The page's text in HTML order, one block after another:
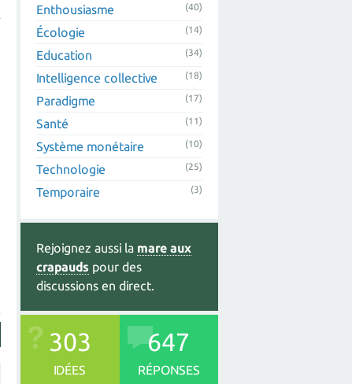
Enthousiasme (40)
Écologie (14)
Education (34)
Intelligence collective (18)
Paradigme (17)
Santé (11)
Système monétaire (10)
Technologie (25)
Temporaire (3)
Rejoignez aussi la mare aux
crapauds pour des
discussions en direct.
303
IDÉES
647
RÉPONSES